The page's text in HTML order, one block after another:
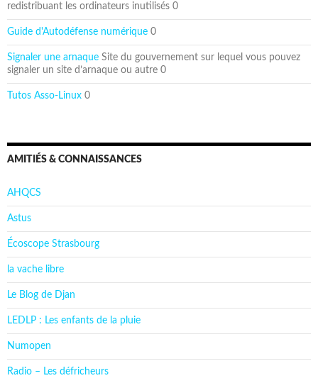
redistribuant les ordinateurs inutilisés 0
Guide d'Autodéfense numérique 0
Signaler une arnaque Site du gouvernement sur lequel vous pouvez
signaler un site d’arnaque ou autre 0
Tutos Asso-Linux 0
AMITIÉS & CONNAISSANCES
AHQCS
Astus
Écoscope Strasbourg
la vache libre
Le Blog de Djan
LEDLP : Les enfants de la pluie
Numopen
Radio – Les défricheurs